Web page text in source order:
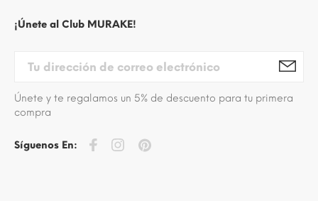
¡Únete al Club MURAKE!
Únete y te regalamos un 5% de descuento para tu primera
compra
Síguenos En: